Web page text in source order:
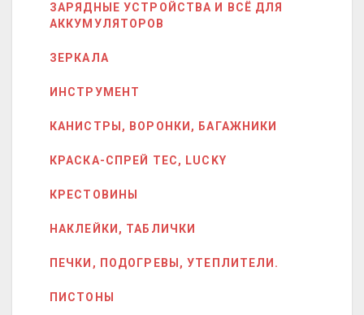
ЗАРЯДНЫЕ УСТРОЙСТВА И ВСЁ ДЛЯ
АККУМУЛЯТОРОВ
ЗЕРКАЛА
ИНСТРУМЕНТ
КАНИСТРЫ, ВОРОНКИ, БАГАЖНИКИ
КРАСКА-СПРЕЙ ТЕС, LUCKY
КРЕСТОВИНЫ
НАКЛЕЙКИ, ТАБЛИЧКИ
ПЕЧКИ, ПОДОГРЕВЫ, УТЕПЛИТЕЛИ.
ПИСТОНЫ